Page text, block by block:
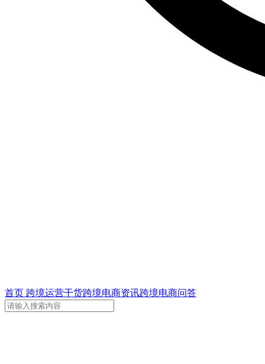
首页 跨境运营干货跨境电商资讯跨境电商问答